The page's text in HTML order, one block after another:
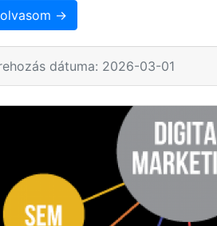
→
dátuma: 2026-03-01